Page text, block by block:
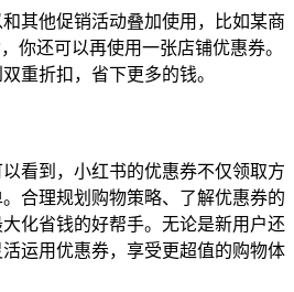
其他促销活动叠加使用，比如某商
你还可以再使用一张店铺优惠券。
重折扣，省下更多的钱。
看到，小红书的优惠券不仅领取方
合理规划购物策略、了解优惠券的
化省钱的好帮手。无论是新用户还
运用优惠券，享受更超值的购物体